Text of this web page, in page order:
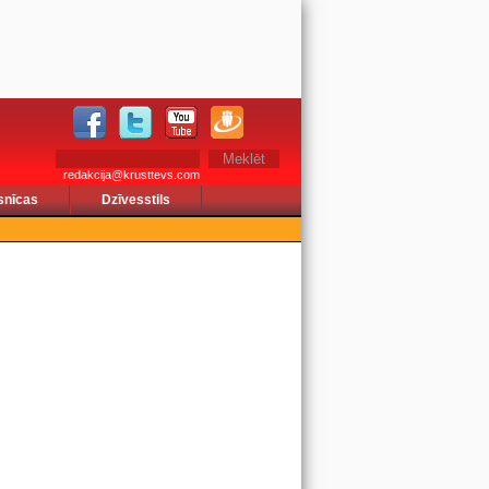
redakcija@krusttevs.com
Dzīvesstils